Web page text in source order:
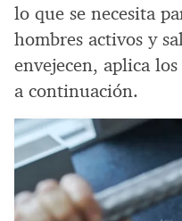
lo que se necesita
hombres activos y
envejecen, aplica
a continuación.